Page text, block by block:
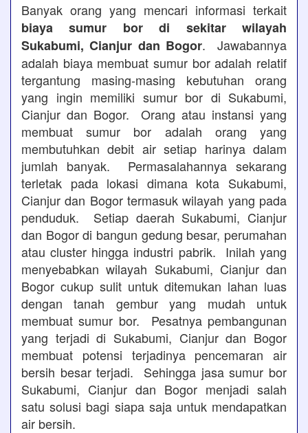
Banyak orang yang mencari informasi terkait
biaya sumur bor di sekitar wilayah
Sukabumi, Cianjur dan Bogor. Jawabannya
adalah biaya membuat sumur bor adalah relatif
tergantung masing-masing kebutuhan orang
yang ingin memiliki sumur bor di Sukabumi,
Cianjur dan Bogor. Orang atau instansi yang
membuat sumur bor adalah orang yang
membutuhkan debit air setiap harinya dalam
jumlah banyak. Permasalahannya sekarang
terletak pada lokasi dimana kota Sukabumi,
Cianjur dan Bogor termasuk wilayah yang pada
penduduk. Setiap daerah Sukabumi, Cianjur
dan Bogor di bangun gedung besar, perumahan
atau cluster hingga industri pabrik. Inilah yang
menyebabkan wilayah Sukabumi, Cianjur dan
Bogor cukup sulit untuk ditemukan lahan luas
dengan tanah gembur yang mudah untuk
membuat sumur bor. Pesatnya pembangunan
yang terjadi di Sukabumi, Cianjur dan Bogor
membuat potensi terjadinya pencemaran air
bersih besar terjadi. Sehingga jasa sumur bor
Sukabumi, Cianjur dan Bogor menjadi salah
satu solusi bagi siapa saja untuk mendapatkan
air bersih.